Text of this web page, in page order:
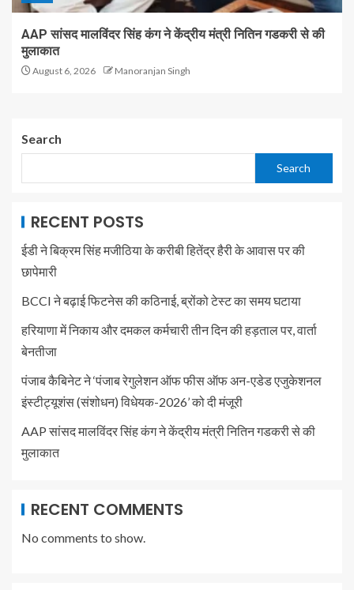
AAP सांसद मालविंदर सिंह कंग ने केंद्रीय मंत्री नितिन गडकरी से की
मुलाकात
August 6, 2026 Manoranjan Singh
Search
Search
RECENT POSTS
ईडी ने बिक्रम सिंह मजीठिया के करीबी हितेंद्र हैरी के आवास पर की
छापेमारी
BCCI ने बढ़ाई फिटनेस की कठिनाई, ब्रोंको टेस्ट का समय घटाया
हरियाणा में निकाय और दमकल कर्मचारी तीन दिन की हड़ताल पर, वार्ता
बेनतीजा
पंजाब कैबिनेट ने ‘पंजाब रेगुलेशन ऑफ फीस ऑफ अन-एडेड एजुकेशनल
इंस्टीट्यूशंस (संशोधन) विधेयक-2026’ को दी मंजूरी
AAP सांसद मालविंदर सिंह कंग ने केंद्रीय मंत्री नितिन गडकरी से की
मुलाकात
RECENT COMMENTS
No comments to show.